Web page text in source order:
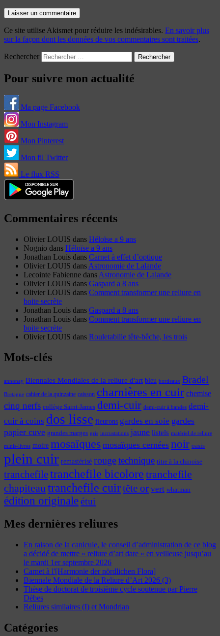
Ce site utilise Akismet pour réduire les indésirables. En savoir plus
sur la façon dont les données de vos commentaires sont traitées.
Rechercher
Pour suivre mon actualité
Ma page Facebook
Mon Instagram
Mon Pinterest
Mon fil Twitter
Le flux RSS
Commentaires récents
Olivier LOUIS dans Héloïse a 9 ans
Nognio dans Héloïse a 9 ans
Jonathan Louis dans Carnet à effet d’optique
Olivier LOUIS dans Astronomie de Lalande
Lecointe Fabienne dans Astronomie de Lalande
Olivier LOUIS dans Gaspard a 8 ans
Olivier LOUIS dans Comment transformer une reliure en
boite secrète
Jonathan Louis dans Gaspard a 8 ans
Jonathan Louis dans Comment transformer une reliure en
boite secrète
Olivier LOUIS dans Rouletabille tête-bêche, les trois
Mots-clés
annonay Biennales Mondiales de la reliure d'art bleu bordeaux Bradel
Bretagne cahier de la quinzaine caisson charnières en cuir chemise
cinq nerfs collège Saint-James demi-cuir demi-cuir à bandes demi-
cuir à coins dos lisse fleurons gardes en soie gardes
papier cuve grandes marges gris incrustations jaune listels matériel de reliure
minis-livres moire mosaïques mosaïques cernées noir oasis
plein cuir remastérisé rougetechnique titre à la chinoise
tranchefiletranchefile bicolore tranchefile
chapiteautranchefile cuirtête or vert whatman
édition originaleétui
Mes dernières reliures
En raison de la canicule, le conseil d’administration de ce blog
a décidé de mettre « reliure d’art dare » en veilleuse jusqu’au
le mardi 1er septembre 2026
Carnet à l'[Harmonie der nördlichen Flora]
Biennale Mondiale de la Reliure d’Art 2026 (3)
Thèse de doctorat de troisième cycle soutenue par Pierre
Dèbes
Reliures similaires (I) et Mondrian
Catégories